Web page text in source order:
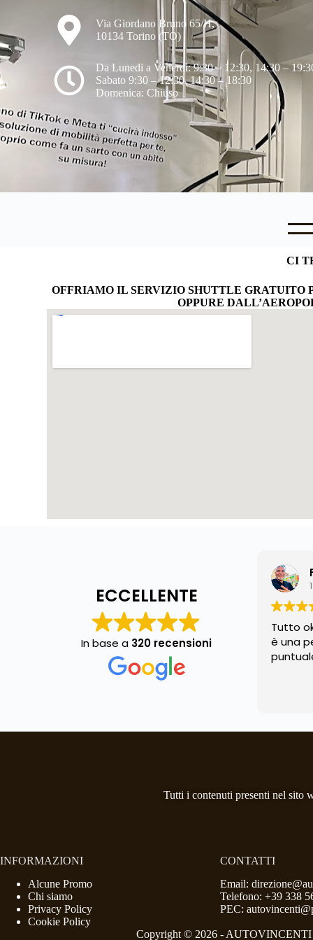
Via Giordano Bruno 65/H,
10134 Torino (TO)
Da Lunedi a Venerdì: 9:30 – 12:30, 14:30 –
Sabato 9:30 – 12:30, 14:30 – 18:30
Domenica: Chiuso
CI
OFFRIAMO IL SERVIZIO SHUTTLE GRATUITO
OPPURE
ECCELLENTE
In base a 320 recensioni
Tutto
è una
Tutti i contenuti presenti nel sito
INFORMAZIONI
Alcune Promo
Chi siamo
Privacy Policy
Cookie Policy
CONTATTI
Email:
Telefono: +39 338
PEC:
Copyright © 2026 - AUTOVINCENTI